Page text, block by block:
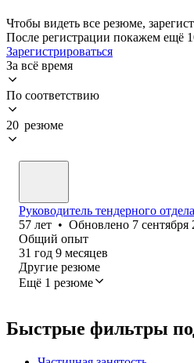
Чтобы видеть все резюме,
После регистрации покажем ещё
Зарегистрироваться
За всё время
По соответствию
20 резюме
Руководитель тендерного отдела
57 лет • Обновлено 7 сентября
Общий опыт
31 год 9 месяцев
Другие резюме
Ещё 1 резюме
Быстрые фильтры